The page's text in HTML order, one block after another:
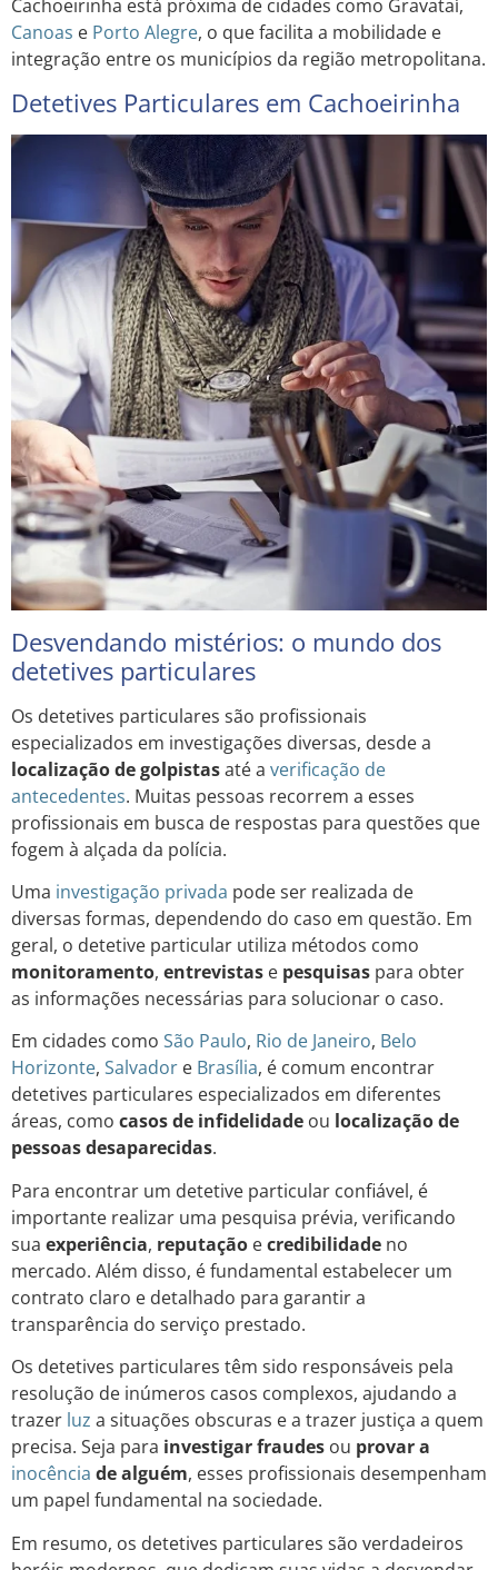
Cachoeirinha está próxima de cidades como Gravataí,
Canoas e Porto Alegre, o que facilita a mobilidade e
integração entre os municípios da região metropolitana.
Detetives Particulares em Cachoeirinha
Desvendando mistérios: o mundo dos
detetives particulares
Os detetives particulares são profissionais
especializados em investigações diversas, desde a
localização de golpistasaté a verificação de
antecedentes. Muitas pessoas recorrem a esses
profissionais em busca de respostas para questões que
fogem à alçada da polícia.
Uma investigação privada pode ser realizada de
diversas formas, dependendo do caso em questão. Em
geral, o detetive particular utiliza métodos como
monitoramento, entrevistas e pesquisas para obter
as informações necessárias para solucionar o caso.
Em cidades como São Paulo, Rio de Janeiro, Belo
Horizonte, Salvador e Brasília, é comum encontrar
detetives particulares especializados em diferentes
áreas, como casos de infidelidade ou localização de
pessoas desaparecidas.
Para encontrar um detetive particular confiável, é
importante realizar uma pesquisa prévia, verificando
sua experiência, reputação ecredibilidade no
mercado. Além disso, é fundamental estabelecer um
contrato claro e detalhado para garantir a
transparência do serviço prestado.
Os detetives particulares têm sido responsáveis pela
resolução de inúmeros casos complexos, ajudando a
trazer luz a situações obscuras e a trazer justiça a quem
precisa. Seja para investigar fraudes ou provar a
inocência de alguém, esses profissionais desempenham
um papel fundamental na sociedade.
Em resumo, os detetives particulares são verdadeiros